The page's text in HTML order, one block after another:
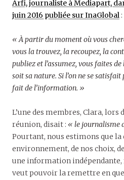
Arfi, journaliste à Mediapart,
juin 2016 publiée sur InaGlobal:
« À partir du moment où vous
vous la trouvez, la recoupez, la
publiez et l’assumez, vous faites
soit sa nature. Si l’on ne se
fait de l’information. »
L’une des membres, Clara,
réunion, disait : « le journalisme
Pourtant, nous estimons que
environnement, de nos choix,
une information indépendante,
veut pouvoir la remettre en